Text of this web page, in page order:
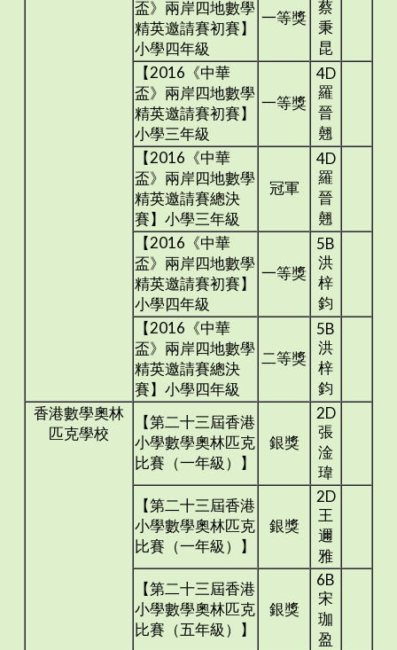
盃》兩岸四地數學
精英邀請賽初賽】
小學四年級
一等獎
蔡
秉
昆
【2016《中華
盃》兩岸四地數學
精英邀請賽初賽】
小學三年級
一等獎
4D
羅
晉
翹
【2016《中華
盃》兩岸四地數學
精英邀請賽總決
賽】小學三年級
冠軍
4D
羅
晉
翹
【2016《中華
盃》兩岸四地數學
精英邀請賽初賽】
小學四年級
一等獎
5B
洪
梓
鈞
【2016《中華
盃》兩岸四地數學
精英邀請賽總決
賽】小學四年級
二等獎
5B
洪
梓
鈞
香港數學奧林
匹克學校
【第二十三屆香港
小學數學奧林匹克
比賽（一年級）】
銀獎
2D
張
淦
瑋
【第二十三屆香港
小學數學奧林匹克
比賽（一年級）】
銀獎
2D
王
邇
雅
【第二十三屆香港
小學數學奧林匹克
比賽（五年級）】
銀獎
6B
宋
珈
盈